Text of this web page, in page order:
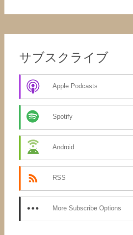
サブスクライブ
Apple Podcasts
Spotify
Android
RSS
More Subscribe Options